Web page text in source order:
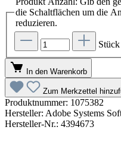
die Schaltflächen um die
reduzieren.
Stück
In den Warenkorb
Zum Merkzettel
Produktnummer: 1075382
Hersteller: Adobe Systems
Hersteller-Nr.: 4394673